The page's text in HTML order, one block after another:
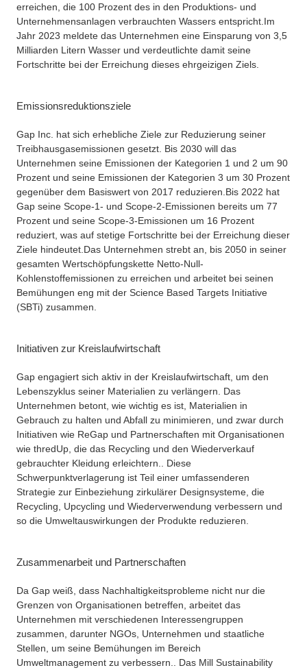
erreichen, die 100 Prozent des in den Produktions- und
Unternehmensanlagen verbrauchten Wassers entspricht. Im
Jahr 2023 meldete das Unternehmen eine Einsparung von 3,5
Milliarden Litern Wasser und verdeutlichte damit seine
Fortschritte bei der Erreichung dieses ehrgeizigen Ziels.
Emissionsreduktionsziele
Gap Inc. hat sich erhebliche Ziele zur Reduzierung seiner
Treibhausgasemissionen gesetzt. Bis 2030 will das
Unternehmen seine Emissionen der Kategorien 1 und 2 um 90
Prozent und seine Emissionen der Kategorien 3 um 30 Prozent
gegenüber dem Basiswert von 2017 reduzieren. Bis 2022 hat
Gap seine Scope-1- und Scope-2-Emissionen bereits um 77
Prozent und seine Scope-3-Emissionen um 16 Prozent
reduziert, was auf stetige Fortschritte bei der Erreichung dieser
Ziele hindeutet. Das Unternehmen strebt an, bis 2050 in seiner
gesamten Wertschöpfungskette Netto-Null-
Kohlenstoffemissionen zu erreichen und arbeitet bei seinen
Bemühungen eng mit der Science Based Targets Initiative
(SBTi) zusammen.
Initiativen zur Kreislaufwirtschaft
Gap engagiert sich aktiv in der Kreislaufwirtschaft, um den
Lebenszyklus seiner Materialien zu verlängern. Das
Unternehmen betont, wie wichtig es ist, Materialien in
Gebrauch zu halten und Abfall zu minimieren, und zwar durch
Initiativen wie ReGap und Partnerschaften mit Organisationen
wie thredUp, die das Recycling und den Wiederverkauf
gebrauchter Kleidung erleichtern.
. Diese
Schwerpunktverlagerung ist Teil einer umfassenderen
Strategie zur Einbeziehung zirkulärer Designsysteme, die
Recycling, Upcycling und Wiederverwendung verbessern und
so die Umweltauswirkungen der Produkte reduzieren.
Zusammenarbeit und Partnerschaften
Da Gap weiß, dass Nachhaltigkeitsprobleme nicht nur die
Grenzen von Organisationen betreffen, arbeitet das
Unternehmen mit verschiedenen Interessengruppen
zusammen, darunter NGOs, Unternehmen und staatliche
Stellen, um seine Bemühungen im Bereich
Umweltmanagement zu verbessern.
. Das Mill Sustainability